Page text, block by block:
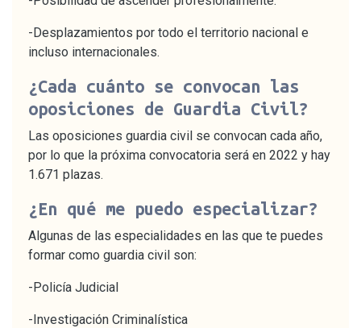
-Desplazamientos por todo el territorio nacional e
incluso internacionales.
¿Cada cuánto se convocan las
oposiciones de Guardia Civil?
Las oposiciones guardia civil se convocan cada año,
por lo que la próxima convocatoria será en 2022 y hay
1.671 plazas.
¿En qué me puedo especializar?
Algunas de las especialidades en las que te puedes
formar como guardia civil son:
-Policía Judicial
-Investigación Criminalística